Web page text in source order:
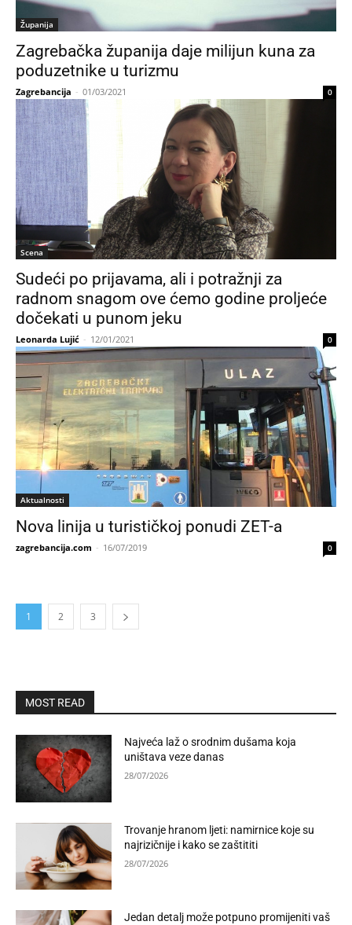
Županija
Zagrebačka županija daje milijun kuna za
poduzetnike u turizmu
Zagrebancija - 01/03/2021 0
Scena
Sudeći po prijavama, ali i potražnji za
radnom snagom ove ćemo godine proljeće
dočekati u punom jeku
Leonarda Lujić - 12/01/2021 0
Aktualnosti
Nova linija u turističkoj ponudi ZET-a
zagrebancija.com - 16/07/2019 0
1 2 3
MOST READ
Najveća laž o srodnim dušama koja
uništava veze danas
28/07/2026
Trovanje hranom ljeti: namirnice koje su
najrizičnije i kako se zaštititi
28/07/2026
Jedan detalj može potpuno promijeniti vaš